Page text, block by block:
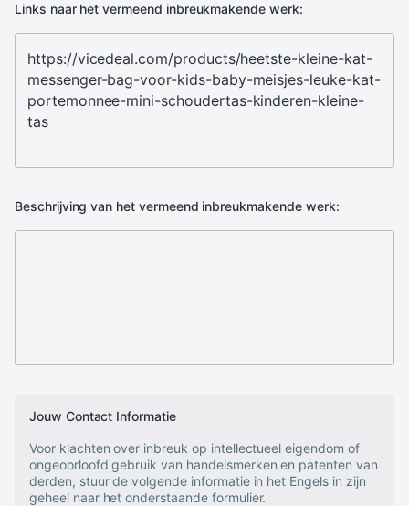
Links naar het vermeend inbreukmakende werk:
Beschrijving van het vermeend inbreukmakende werk:
Jouw Contact Informatie
Voor klachten over inbreuk op intellectueel eigendom of
ongeoorloofd gebruik van handelsmerken en patenten van
derden, stuur de volgende informatie in het Engels in zijn
geheel naar het onderstaande formulier.